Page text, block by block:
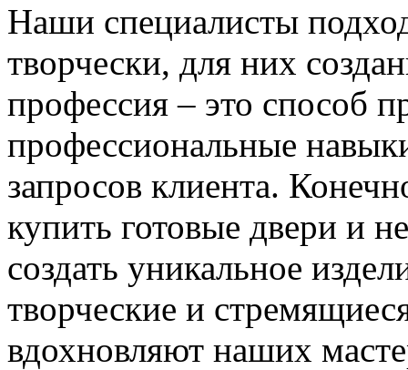
Наши специалисты
творчески, для них
профессия – это способ
профессиональные
запросов клиента.
купить готовые двери и
создать уникальное
творческие и
вдохновляют наших